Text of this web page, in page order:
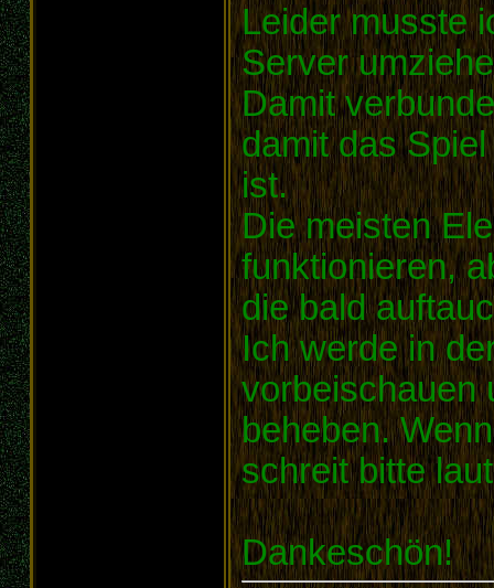
Leider musste
Server
Damit
damit das
ist.
Die meisten
funktionieren,
die bald
Ich werde in
vorbeischauen
beheben.
schreit bitte
Dankeschön!